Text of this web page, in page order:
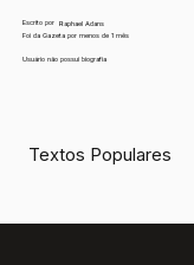
Escrito por
Raphael Adans
Foi da Gazeta por menos de 1 mês
Usuário não possui biografia
Textos Populares